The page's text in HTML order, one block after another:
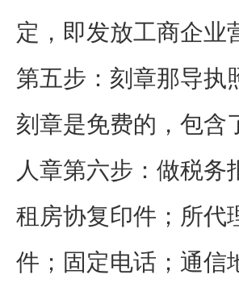
定，即发放工商企业
第五步：刻章那导执
刻章是免费的，包含
人章第六步：做税
租房协复印件；所代
件；固定电话；通信